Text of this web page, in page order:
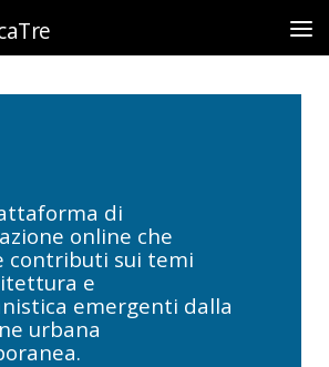
di
online che
contributi sui temi
e
emergenti dalla
urbana